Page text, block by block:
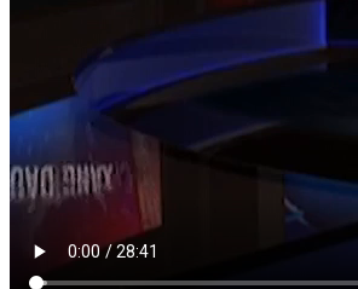
Báo cáo giải ngân vốn ODA trước 10/
01:30
Dự báo thu ngân sách năm nay của
02:30
Tăng trưởng cả năm có thể vượt mục
HSBC nâng dự báo tăng trưởng GDP
2022 lên 6,9%
IMF dự báo tăng trưởng GDP của Việt
khoảng 7 - 7,5%
06:40